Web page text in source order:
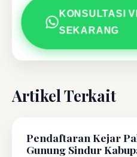
KONSULTASI
SEKARANG
Artikel Terkait
Pendaftaran Kejar
Gunung Sindur